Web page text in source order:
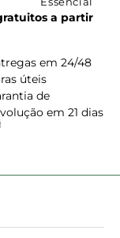
a partir
em 24/48
úteis
de
em 21 dias